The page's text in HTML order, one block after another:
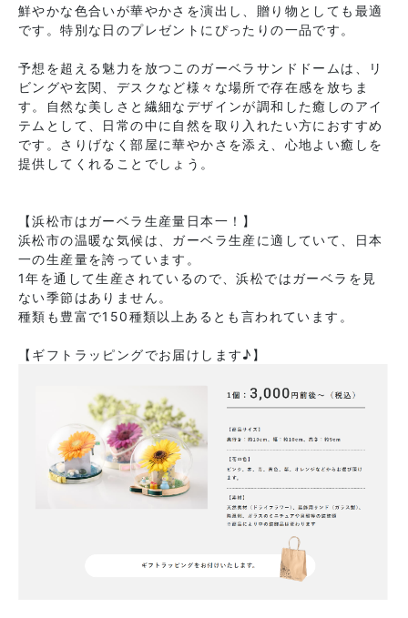
鮮やかな色合いが華やかさを演出し、贈り物としても最適
です。特別な日のプレゼントにぴったりの一品です。
予想を超える魅力を放つこのガーベラサンドドームは、リ
ビングや玄関、デスクなど様々な場所で存在感を放ちま
す。自然な美しさと繊細なデザインが調和した癒しのアイ
テムとして、日常の中に自然を取り入れたい方におすすめ
です。さりげなく部屋に華やかさを添え、心地よい癒しを
提供してくれることでしょう。
【浜松市はガーベラ生産量日本一！】
浜松市の温暖な気候は、ガーベラ生産に適していて、日本
一の生産量を誇っています。
1年を通して生産されているので、浜松ではガーベラを見
ない季節はありません。
種類も豊富で150種類以上あるとも言われています。
【ギフトラッピングでお届けします♪】